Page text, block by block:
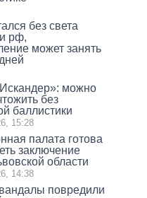
без света
рф,
может занять
можно
без
баллистики
15:28
палата готова
заключение
области
14:38
повредили